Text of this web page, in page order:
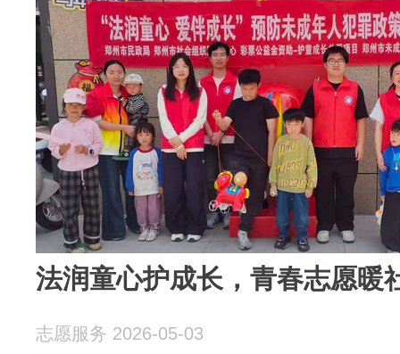
法润童心护成长，青春志愿暖
志愿服务 2026-05-03